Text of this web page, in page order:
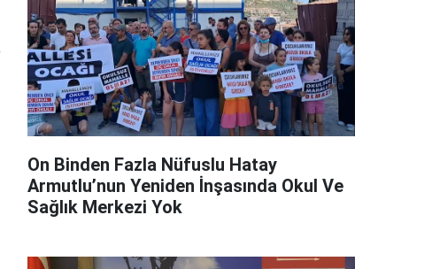
On Binden Fazla Nüfuslu Hatay
Armutlu’nun Yeniden İnşasında Okul Ve
Sağlık Merkezi Yok